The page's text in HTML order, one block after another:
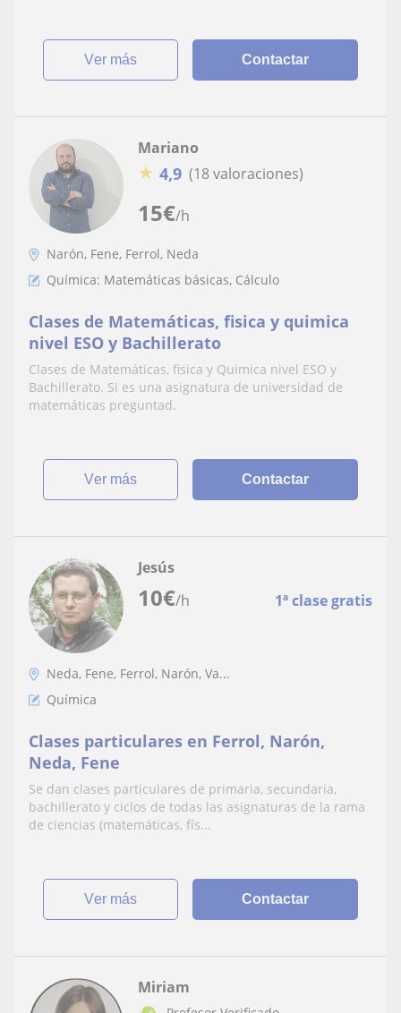
ver más Contactar
15€/h
Mariano
★ 4,9 (18 valoraciones)
Narón, Fene, Ferrol, Neda
Química: Matemáticas básicas, Cálculo
Clases de Matemáticas, fisica y quimica
nivel ESO y Bachillerato
Clases de Matemáticas, fisica y Quimica nivel ESO y
Bachillerato. Si es una asignatura de universidad de
matemáticas preguntad.
ver más Contactar
10€/h 1ª clase gratis
Jesús
Neda, Fene, Ferrol, Narón, Va...
Química
Clases particulares en Ferrol, Narón,
Neda, Fene
Se dan clases particulares de primaria, secundaria,
bachillerato y ciclos de todas las asignaturas de la rama
de ciencias (matemáticas, fís...
ver más Contactar
Miriam